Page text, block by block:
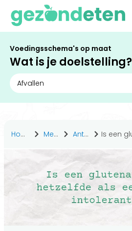
Voedingsschema's op maat
Wat is je doelstelling?
Home Medisch Antwoorden Is een